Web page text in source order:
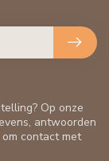
Op onze
antwoorden
contact met